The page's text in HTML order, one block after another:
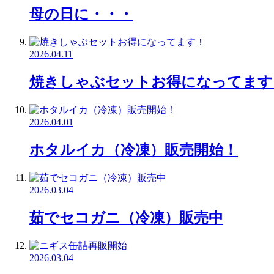
母の日に・・・
2026.04.11
焼きしゃぶセットお得になってま
2026.04.01
ホタルイカ（冷凍）販売開始！
2026.03.04
茹でセコガニ（冷凍）販売中
2026.03.04